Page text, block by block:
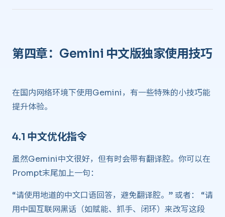
第四章：Gemini 中文版独家使用技巧
在国内网络环境下使用Gemini，有一些特殊的小技巧能
提升体验。
4.1 中文优化指令 ​
虽然Gemini中文很好，但有时会带有翻译腔。你可以在
Prompt末尾加上一句：
“请使用地道的中文口语回答，避免翻译腔。” 或者： “请
用中国互联网黑话（如赋能、抓手、闭环）来改写这段